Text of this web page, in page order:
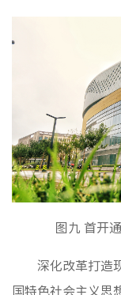
图九 首开
深化改革打造
国特色社会主义思